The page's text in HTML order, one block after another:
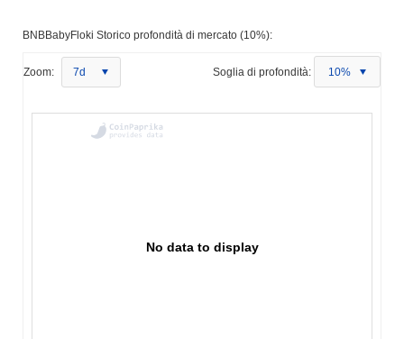
BNBBabyFloki Storico profondità di mercato (10%):
Zoom: 7d Soglia di profondità: 10%
No data to display